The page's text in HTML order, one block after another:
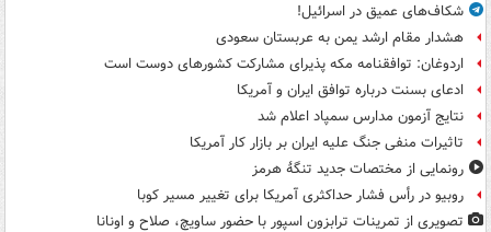
شکاف‌های عمیق در اسرائیل!
هشدار مقام ارشد یمن به عربستان سعودی
اردوغان: توافقنامه مکه پذیرای مشارکت کشورهای دوست است
ادعای بسنت درباره توافق ایران و آمریکا
نتایج آزمون مدارس سمپاد اعلام شد
تاثیرات منفی جنگ علیه ایران بر بازار کار آمریکا
رونمایی از مختصات جدید تنگۀ هرمز
روبیو در رأس فشار حداکثری آمریکا برای تغییر مسیر کوبا
تصویری از تمرینات ترابزون اسپور با حضور ساویچ، صلاح و اونانا